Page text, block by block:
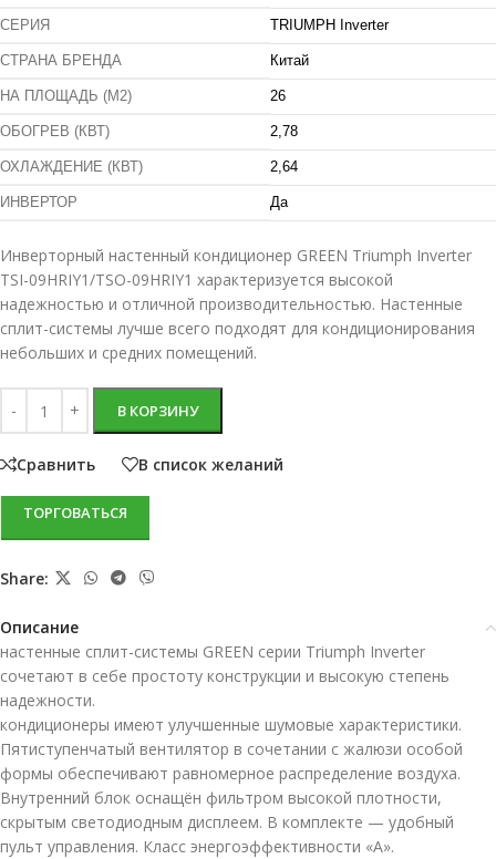
СЕРИЯ TRIUMPH Inverter
СТРАНА БРЕНДА Китай
НА ПЛОЩАДЬ (М2) 26
ОБОГРЕВ (КВТ) 2,78
ОХЛАЖДЕНИЕ (КВТ) 2,64
ИНВЕРТОР Да
Инверторный настенный кондиционер GREEN Triumph Inverter
TSI-09HRIY1/TSO-09HRIY1 характеризуется высокой
надежностью и отличной производительностью. Настенные
сплит-системы лучше всего подходят для кондиционирования
небольших и средних помещений.
В КОРЗИНУ
Сравнить В список желаний
ТОРГОВАТЬСЯ
Share:
Описание
настенные сплит-системы GREEN серии Triumph Inverter
сочетают в себе простоту конструкции и высокую степень
надежности.
кондиционеры имеют улучшенные шумовые характеристики.
Пятиступенчатый вентилятор в сочетании с жалюзи особой
формы обеспечивают равномерное распределение воздуха.
Внутренний блок оснащён фильтром высокой плотности,
скрытым светодиодным дисплеем. В комплекте — удобный
пульт управления. Класс энергоэффективности «А».